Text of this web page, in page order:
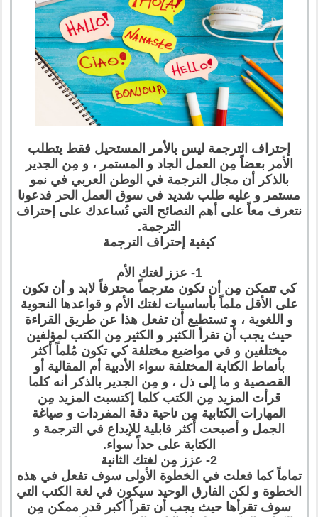
إحتراف الترجمة ليس بالأمر المستحيل فقط يتطلب
الأمر بعضاً مِن العمل الجاد و المستمر ، و مِن الجدير
بالذكر أن مجال الترجمة في الوطن العربي في نمو
مستمر و عليه طلب شديد في سوق العمل الحر فدعونا
نتعرف معاً على أهم النصائح التي تُساعدك على إحتراف
الترجمة.
كيفية إحتراف الترجمة
1- عزز لغتك الأم
كي تتمكن مِن أن تكون مترجماً محترفاً لابد و أن تكون
على الأقل ملماً بأساسيات لغتك الأم و قواعدها النحوية
و اللغوية ، و تستطيع أن تفعل هذا عن طريق القراءة
حيث يجب أن تقرأ الكثير و الكثير مِن الكتب لمؤلفين
مختلفين و في مواضيع مختلفة كي تكون مُلماً أكثر
بأنماط الكتابة المختلفة سواء الأدبية أم المقالية أو
القصصية و ما إلى ذل ، و مِن الجدير بالذكر أنه كلما
قرأت المزيد مِن الكتب كلما إكتسبت المزيد مِن
المهارات الكتابية مِن ناحية دقة المفردات و صياغة
الجمل و أصبحت أكثر قابلية للإبداع في الترجمة و
الكتابة على حداً سواء.
2- عزز مِن لغتك الثانية
تماماً كما فعلت في الخطوة الأولى سوف تفعل في هذه
الخطوة و لكن الفارق الوحيد سيكون في لغة الكتب التي
سوف تقرأها حيث يجب أن تقرأ أكبر قدر ممكن مِن